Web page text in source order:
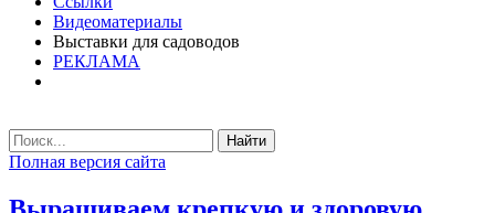
Видеоматериалы
Выставки для садоводов
РЕКЛАМА
Найти
Полная версия сайта